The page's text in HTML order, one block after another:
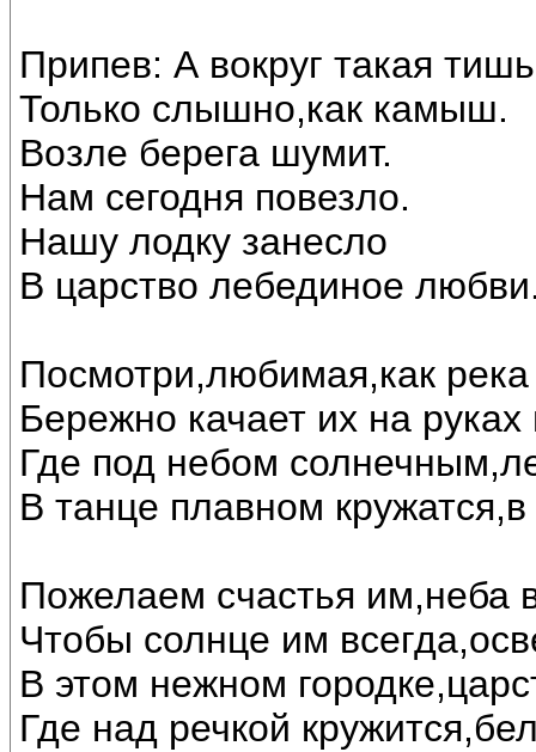
Припев: А вокруг такая
Только слышно,как камыш.
Возле берега шумит.
Нам сегодня повезло.
Нашу лодку занесло
В царство лебединое
Посмотри,любимая,как река
Бережно качает их на
Где под небом
В танце плавном
Пожелаем счастья им,неба
Чтобы солнце им
В этом нежном
Где над речкой